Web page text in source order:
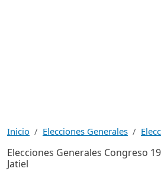
Inicio Elecciones Generales
Elecciones Generales Congreso
Jatiel